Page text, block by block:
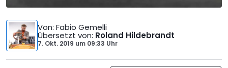
Von: Fabio Gemelli
Übersetzt von: Roland Hildebrandt
7. Okt. 2019 um 09:33 Uhr